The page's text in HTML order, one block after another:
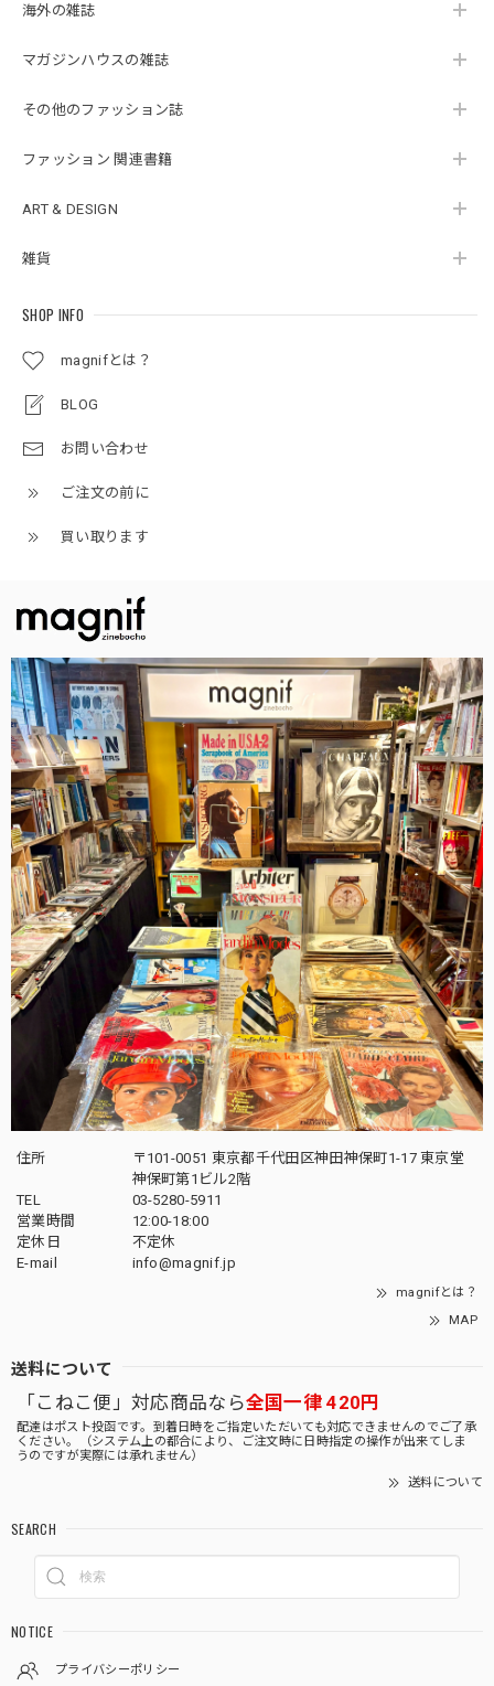
海外の雑誌
マガジンハウスの雑誌
その他のファッション誌
ファッション 関連書籍
ART & DESIGN
雑貨
SHOP INFO
magnifとは？
BLOG
お問い合わせ
ご注文の前に
買い取ります
住所
〒101-0051 東京都千代田区神田神保町1-17 東京堂
神保町第1ビル2階
TEL
03-5280-5911
営業時間
12:00-18:00
定休日
不定休
E-mail
info@magnif.jp
magnifとは？
MAP
送料について
「こねこ便」対応商品なら全国一律 420円
配達はポスト投函です。到着日時をご指定いただいても対応できませんのでご了承
ください。（システム上の都合により、ご注文時に日時指定の操作が出来てしま
うのですが実際には承れません）
送料について
SEARCH
NOTICE
プライバシーポリシー